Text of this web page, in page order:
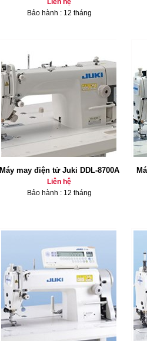
Liên hệ
Bảo hành : 12 tháng
Máy may điện tử Juki DDL-8700A
Liên hệ
Bảo hành : 12 tháng